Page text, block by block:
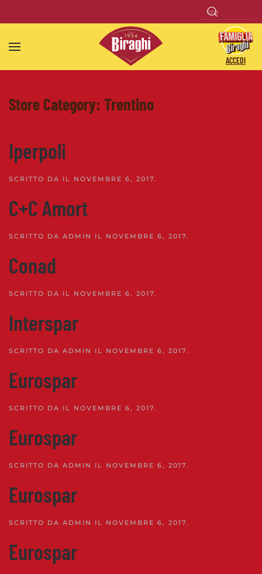
Skip to main content
ACCEDI
Store Category: Trentino
Iperpoli
SCRITTO DA IL NOVEMBRE 6, 2017.
C+C Amort
SCRITTO DA ADMIN IL NOVEMBRE 6, 2017.
Conad
SCRITTO DA IL NOVEMBRE 6, 2017.
Interspar
SCRITTO DA ADMIN IL NOVEMBRE 6, 2017.
Eurospar
SCRITTO DA IL NOVEMBRE 6, 2017.
Eurospar
SCRITTO DA ADMIN IL NOVEMBRE 6, 2017.
Eurospar
SCRITTO DA ADMIN IL NOVEMBRE 6, 2017.
Eurospar